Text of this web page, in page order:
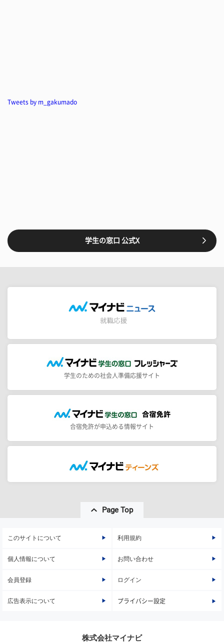
Tweets by m_gakumado
学生の窓口 公式X
学生のための社会人準備応援サイト
合宿免許が申込める情報サイト
Page Top
このサイトについて 利用規約
個人情報について お問い合わせ
会員登録 ログイン
広告表示について プライバシー設定
株式会社マイナビ